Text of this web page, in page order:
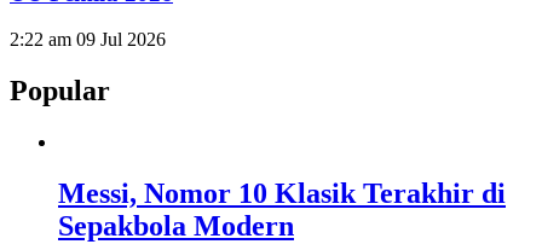
2:22 am 09 Jul 2026
Popular
Messi, Nomor 10 Klasik Terakhir di
Sepakbola Modern